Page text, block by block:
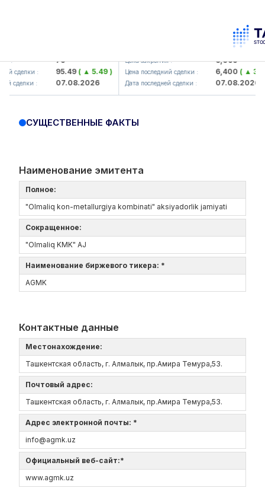
79
: 95.49( ▲ 5.49 )
: 07.08.2026
Цена закрытия : 6,099
Цена последний сделки : 6,400( ▲ 300.04 )
Дата последней сделки : 07.08.2026
СУЩЕСТВЕННЫЕ ФАКТЫ
Наименование эмитента
Полное:
"Olmaliq kon-metallurgiya kombinati" aksiyadorlik jamiyati
Сокращенное:
"Olmaliq KMK" AJ
Наименование биржевого тикера: *
AGMK
Контактные данные
Местонахождение:
Ташкентская область, г. Алмалык, пр.Амира Темура,53.
Почтовый адрес:
Ташкентская область, г. Алмалык, пр.Амира Темура,53.
Адрес электронной почты: *
info@agmk.uz
Официальный веб-сайт:*
www.agmk.uz